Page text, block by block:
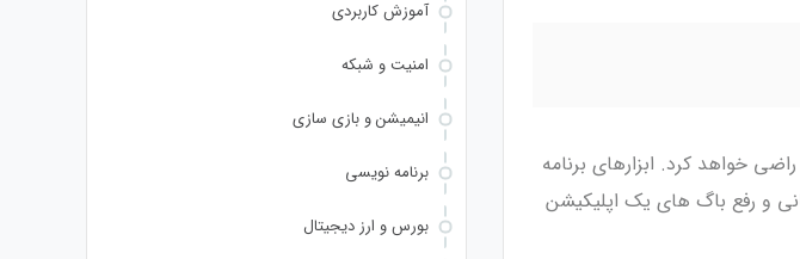
خواهد کرد. ابزارهای برنامه
و رفع باگ های یک اپلیکیشن
آموزش کاربردی
امنیت و شبکه
انیمیشن و بازی سازی
برنامه نویسی
بورس و ارز دیجیتال